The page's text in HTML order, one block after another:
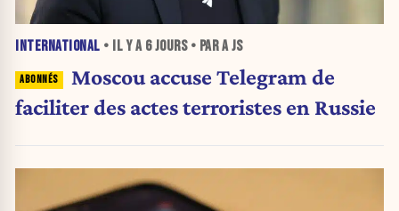
INTERNATIONAL • IL Y A 6 JOURS• PAR A JS
Moscou accuse Telegram de
faciliter des actes terroristes en Russie